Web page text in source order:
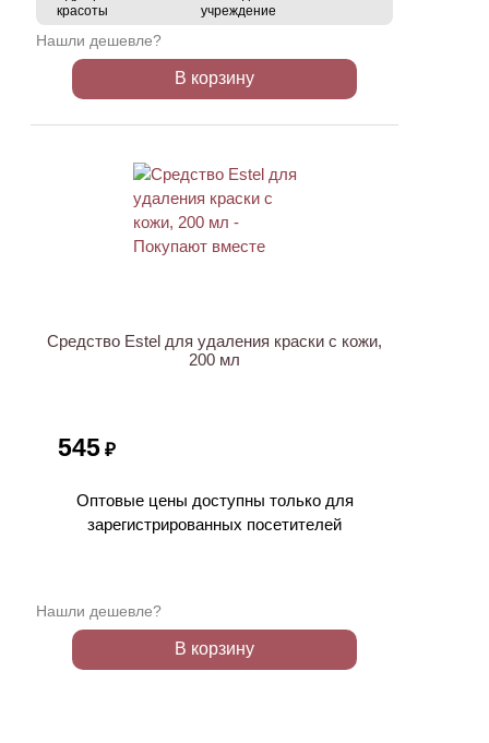
красоты
учреждение
Нашли дешевле?
В корзину
Средство Estel для удаления краски с кожи,
200 мл
545 ₽
Оптовые цены доступны только для
зарегистрированных посетителей
Нашли дешевле?
В корзину